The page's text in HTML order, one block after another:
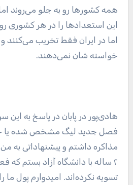
همه کشورها رو به جلو می‌روند
این استعدادها را در هر کشوری
اما در ایران فقط تخریب
خواسته شان نمی‌دهند.
هادی‌پور در پابان در پاسخ به این
فصل جدید لیگ مشخص شده یا
مذاکره داشتم و پیشنهاداتی به
۲ ساله با دانشگاه آزاد بستم که
تسویه نکرده‌اند. امیدوارم پول ما